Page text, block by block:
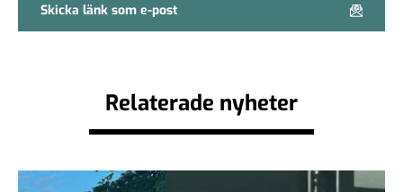
Skicka länk som e-post
Relaterade nyheter